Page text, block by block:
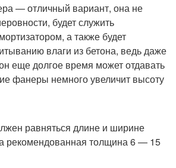
— отличный вариант, она не
будет служить
а также будет
влаги из бетона, ведь даже
еще долгое время может отдавать
фанеры немного увеличит высоту
равняться длине и ширине
рекомендованная толщина 6 — 15